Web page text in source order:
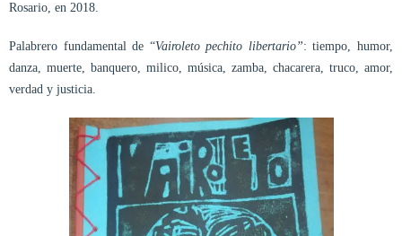
Rosario, en 2018.
Palabrero fundamental de “Vairoleto pechito libertario”: tiempo, humor,
danza, muerte, banquero, milico, música, zamba, chacarera, truco, amor,
verdad y justicia.